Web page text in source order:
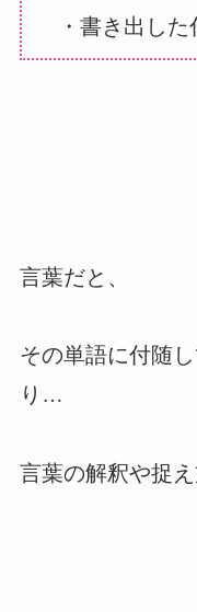
・書き出し
言葉だと、
その単語に付随
り…
言葉の解釈や捉